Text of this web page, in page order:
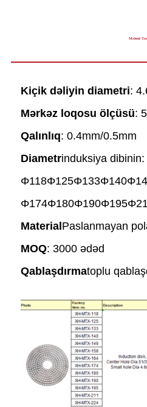
Məhsul
Kiçik dəliyin diametri:
Mərkəz loqosu ölçüsü:
Qalınlıq: 0.4mm/0.5mm
Diametrinduksiya dibinin:
Φ174
Material Paslanmayan
MOQ: 3000 ədəd
Qablaşdırmatoplu